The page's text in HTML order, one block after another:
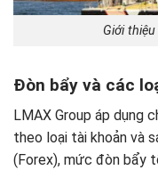
Giới
Đòn bẩy và các
LMAX Group áp dụng
theo loại tài khoản và
(Forex), mức đòn bẩy